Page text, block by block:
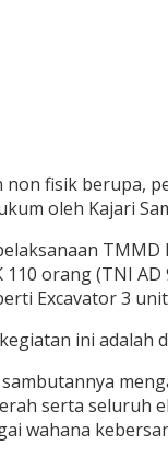
fisik berupa,
oleh Kajari
orang (TNI
Excavator 3
ini adalah
sambutannya
serta seluruh
wahana